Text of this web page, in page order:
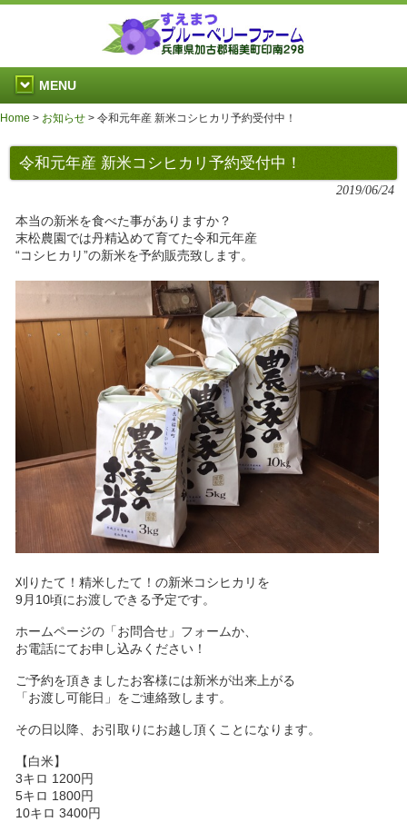
MENU
Home > お知らせ > 令和元年産 新米コシヒカリ予約受付中！
令和元年産 新米コシヒカリ予約受付中！
2019/06/24
本当の新米を食べた事がありますか？
末松農園では丹精込めて育てた令和元年産
“コシヒカリ”の新米を予約販売致します。
刈りたて！精米したて！の新米コシヒカリを
9月10頃にお渡しできる予定です。
ホームページの「お問合せ」フォームか、
お電話にてお申し込みください！
ご予約を頂きましたお客様には新米が出来上がる
「お渡し可能日」をご連絡致します。
その日以降、お引取りにお越し頂くことになります。
【白米】
3キロ 1200円
5キロ 1800円
10キロ 3400円